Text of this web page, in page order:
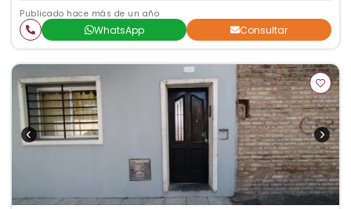
Publicado hace más de un año
WhatsApp Consultar